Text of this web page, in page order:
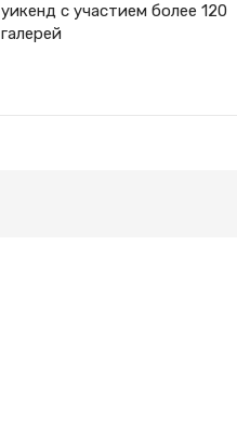
уикенд с участием более 120
галерей